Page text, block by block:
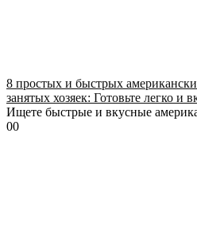
8 простых и быстрых
занятых хозяек: Готовьте легко и
Ищете быстрые и вкусные
00